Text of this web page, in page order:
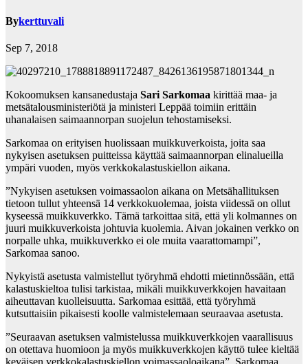
Bykerttuvali
Sep 7, 2018
Kokoomuksen kansanedustaja Sari Sarkomaa kirittää maa- ja
metsätalousministeriötä ja ministeri Leppää toimiin erittäin
uhanalaisen saimaannorpan suojelun tehostamiseksi.
Sarkomaa on erityisen huolissaan muikkuverkoista, joita saa
nykyisen asetuksen puitteissa käyttää saimaannorpan elinalueilla
ympäri vuoden, myös verkkokalastuskiellon aikana.
”Nykyisen asetuksen voimassaolon aikana on Metsähallituksen
tietoon tullut yhteensä 14 verkkokuolemaa, joista viidessä on ollut
kyseessä muikkuverkko. Tämä tarkoittaa sitä, että yli kolmannes on
juuri muikkuverkoista johtuvia kuolemia. Aivan jokainen verkko on
norpalle uhka, muikkuverkko ei ole muita vaarattomampi”,
Sarkomaa sanoo.
Nykyistä asetusta valmistellut työryhmä ehdotti mietinnössään, että
kalastuskieltoa tulisi tarkistaa, mikäli muikkuverkkojen havaitaan
aiheuttavan kuolleisuutta. Sarkomaa esittää, että työryhmä
kutsuttaisiin pikaisesti koolle valmistelemaan seuraavaa asetusta.
”Seuraavan asetuksen valmistelussa muikkuverkkojen vaarallisuus
on otettava huomioon ja myös muikkuverkkojen käyttö tulee kieltää